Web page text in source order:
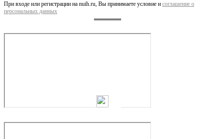
При входе или регистрации на nuih.ru, Вы принимаете условие и соглашение о
персональных данных